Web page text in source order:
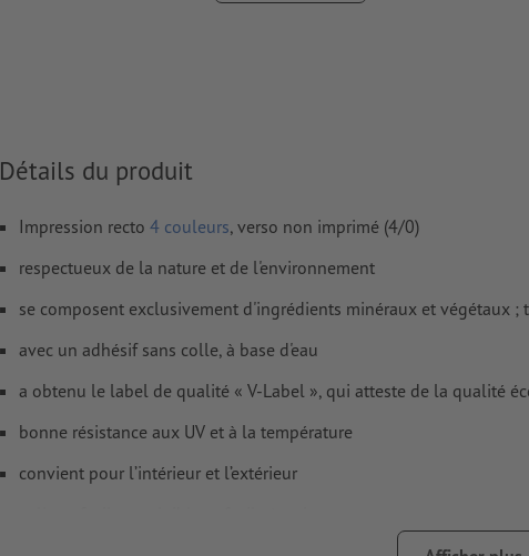
fautes d'orthographe et de syntaxe
Détails du produit
Impression recto 4 couleurs, verso non imprimé (4/0)
respectueux de la nature et de l'environnement
se composent exclusivement d'ingrédients minéraux et végétaux ;
avec un adhésif sans colle, à base d'eau
a obtenu le label de qualité « V-Label », qui atteste de la qualité
bonne résistance aux UV et à la température
convient pour l’intérieur et l’extérieur